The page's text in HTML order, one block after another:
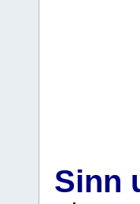
Sinn